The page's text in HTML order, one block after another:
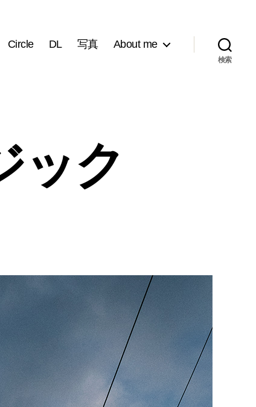
Circle DL 写真 About me
検索
ック